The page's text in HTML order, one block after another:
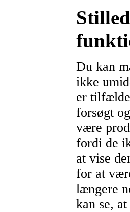
Du kan
ikke
er
forsøgt
være
fordi de
at vise
for at
længere
kan se,